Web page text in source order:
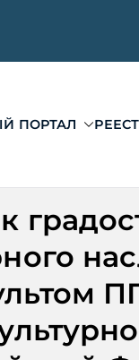
ПОРТАЛ